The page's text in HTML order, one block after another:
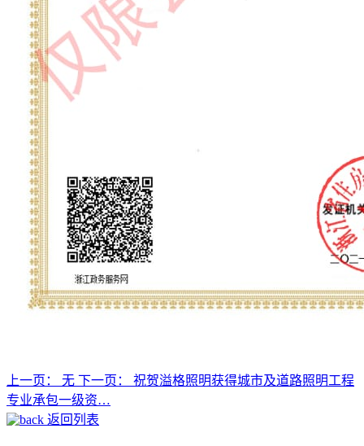
上一页： 无 下一页：
祝贺溢格照明获得城市及道路照明工程
专业承包一级资…
返回列表